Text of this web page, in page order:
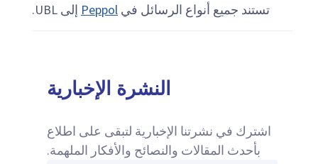
تستند جميع أنواع الرسائل في Peppol إلى UBL.
النشرة الإخبارية
اشترك في نشرتنا الإخبارية لتبقى على اطلاع
بأحدث المقالات والنصائح والأفكار الملهمة.